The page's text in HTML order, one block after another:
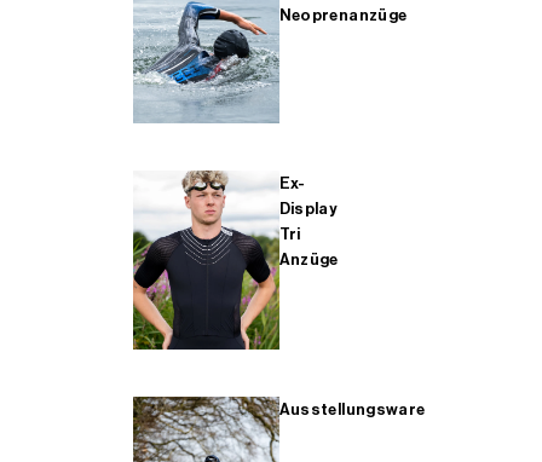
Neoprenanzüge
Ex-
Display
Tri
Anzüge
Ausstellungsware